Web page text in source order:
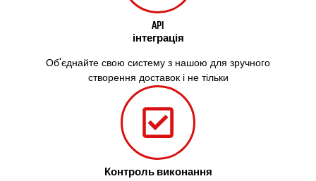
API
інтеграція
Об'єднайте свою систему з нашою для зручного
створення доставок і не тільки
Контроль виконання